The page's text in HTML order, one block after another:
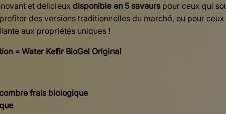
et délicieux disponible en 5 saveurs pour ceux qui
des versions traditionnelles du marché, ou pour
aux propriétés uniques !
= Water Kefir BioGel Original
frais biologique